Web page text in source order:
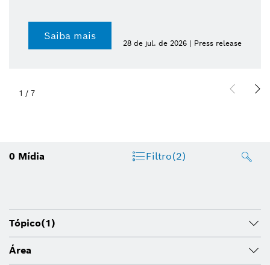
Saiba mais
28 de jul. de 2026 | Press release
1 / 7
0 Mídia Filtro(2)
Tópico(1)
Área